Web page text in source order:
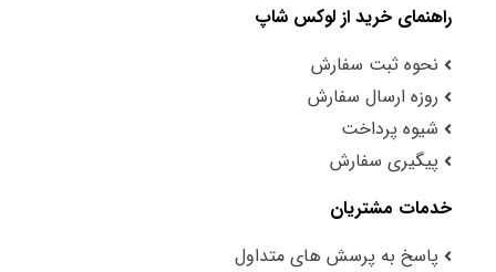
راهنمای خرید از لوکس شاپ
نحوه ثبت سفارش
روزه ارسال سفارش
شیوه پرداخت
پیگیری سفارش
خدمات مشتریان
پاسخ به پرسش های متداول